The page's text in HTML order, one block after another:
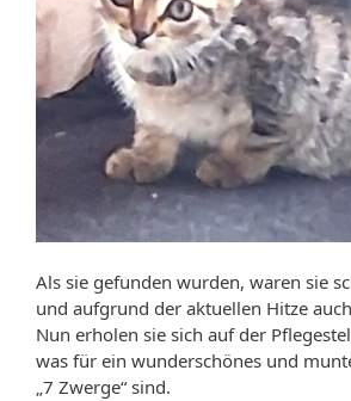
Als sie gefunden wurden, waren sie
und aufgrund der aktuellen Hitze
Nun erholen sie sich auf der
was für ein wunderschönes und
„7 Zwerge“ sind.